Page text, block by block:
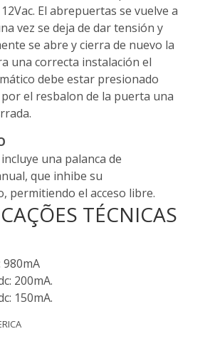
El abrepuertas se vuelve a
vez se deja de dar tensión y
se abre y cierra de nuevo la
una correcta instalación el
debe estar presionado
el resbalon de la puerta una
una palanca de
que inhibe su
permitiendo el acceso libre.
TÉCNICAS
980mA
200mA.
150mA.